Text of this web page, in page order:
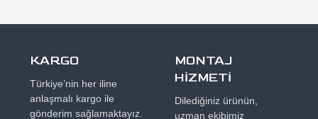
KARGO
Türkiye’nin her iline
anlaşmalı kargo ile
gönderim sağlamaktayız.
MONTAJ
HİZMETİ
Dilediğiniz ürünün,
uzman ekibimiz